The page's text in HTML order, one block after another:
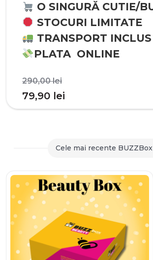
O SINGURĂ CUTIE/
STOCURI LIMITATE
TRANSPORT INCLUS
PLATA ONLINE
290,00leiPrețul
inițial
a
290,00 lei.
79,90 lei
curent
79,90 lei.
Cele mai recente